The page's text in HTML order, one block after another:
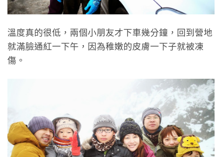
溫度真的很低，兩個小朋友才下車幾分鐘，回到營地
就滿臉通紅一下午，因為稚嫩的皮膚一下子就被凍
傷。